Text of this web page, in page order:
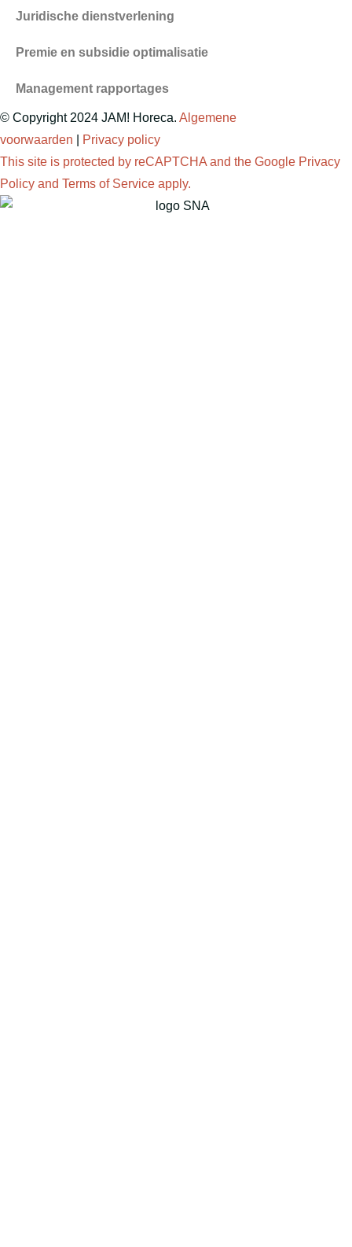
Juridische dienstverlening
Premie en subsidie optimalisatie
Management rapportages
© Copyright 2024 JAM! Horeca. Algemene
voorwaarden
Privacy policy
This site is protected by reCAPTCHA and the Google Privacy
Policy and Terms of Service apply.